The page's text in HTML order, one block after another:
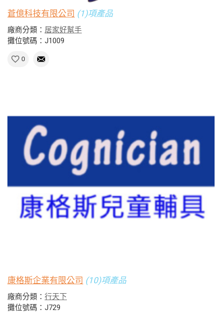
蒼億科技有限公司 (1)項產品
廠商分類： 居家好幫手
攤位號碼：J1009
0
康格斯企業有限公司 (10)項產品
廠商分類： 行天下
攤位號碼：J729